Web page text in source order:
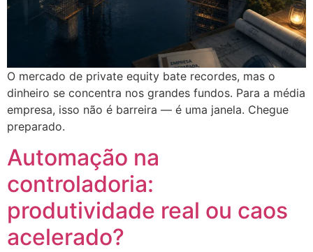
O mercado de private equity bate recordes, mas o
dinheiro se concentra nos grandes fundos. Para a média
empresa, isso não é barreira — é uma janela. Chegue
preparado.
Automação na
controladoria:
produtividade real ou caos
acelerado?